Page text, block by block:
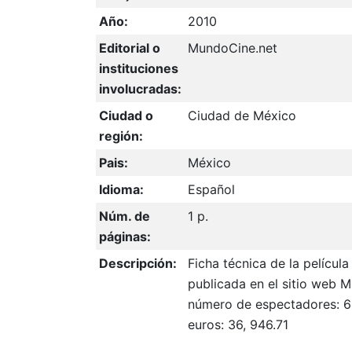
Año:
2010
Editorial o
instituciones
involucradas:
MundoCine.net
Ciudad o
región:
Ciudad de México
Pais:
México
Idioma:
Español
Núm. de
páginas:
1 p.
Descripción:
Ficha técnica de la
publicada en el sitio web
número de espectadores:
euros: 36, 946.71